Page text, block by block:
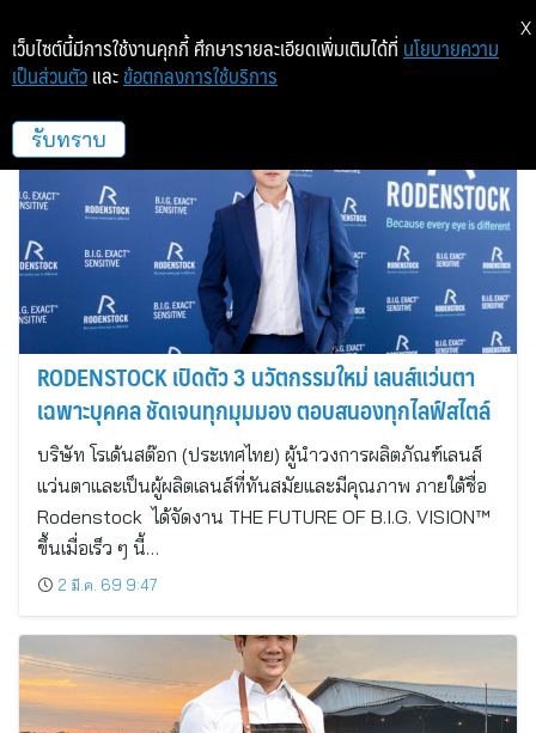
Hi-Like Agency
RODENSTOCK เปิดตัว 3 นวัตกรรมใหม่ เลนส์แว่นตา
เฉพาะบุคคล ชัดเจนทุกมุมมอง ตอบสนองทุกไลฟ์สไตล์
บริษัท โรเด้นสต๊อก (ประเทศไทย) ผู้นำวงการผลิตภัณฑ์เลนส์
แว่นตาและเป็นผู้ผลิตเลนส์ที่ทันสมัยและมีคุณภาพ ภายใต้ชื่อ
Rodenstock ได้จัดงาน THE FUTURE OF B.I.G. VISION™
ขึ้นเมื่อเร็ว ๆ นี้…
2 มี.ค. 69 9:47
เว็บไซต์นี้มีการใช้งานคุกกี้ ศึกษารายละเอียดเพิ่มเติมได้ที่ นโยบายความ
เป็นส่วนตัว และ ข้อตกลงการใช้บริการ
รับทราบ
X